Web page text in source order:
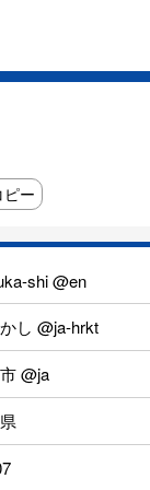
ピー
shi @en
し @ja-hrkt
@ja